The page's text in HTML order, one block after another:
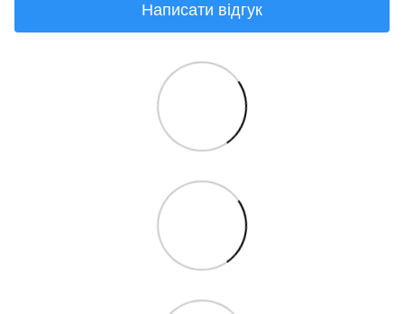
Написати відгук